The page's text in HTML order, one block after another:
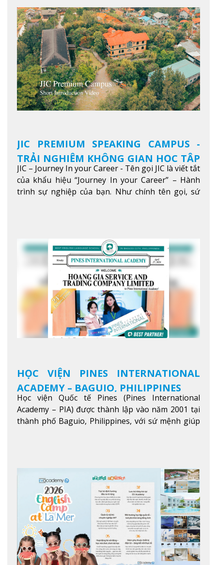
JIC PREMIUM SPEAKING CAMPUS -
TRẢI NGHIỆM KHÔNG GIAN HỌC TẬP
5 SAO TẠI BAGUIO
JIC – Journey In your Career - Tên gọi JIC là viết tắt
của khẩu hiệu “Journey In your Career” – Hành
trình sự nghiệp của bạn. Như chính tên gọi, sứ
HỌC VIỆN PINES INTERNATIONAL
ACADEMY – BAGUIO, PHILIPPINES
Học viện Quốc tế Pines (Pines International
Academy – PIA) được thành lập vào năm 2001 tại
thành phố Baguio, Philippines, với sứ mệnh giúp